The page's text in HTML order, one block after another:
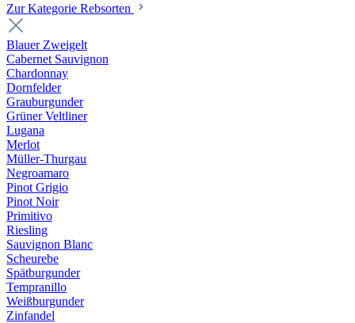
Zur Kategorie Rebsorten
Blauer Zweigelt
Cabernet Sauvignon
Chardonnay
Dornfelder
Grauburgunder
Grüner Veltliner
Lugana
Merlot
Müller-Thurgau
Negroamaro
Pinot Grigio
Pinot Noir
Primitivo
Riesling
Sauvignon Blanc
Scheurebe
Spätburgunder
Tempranillo
Weißburgunder
Zinfandel